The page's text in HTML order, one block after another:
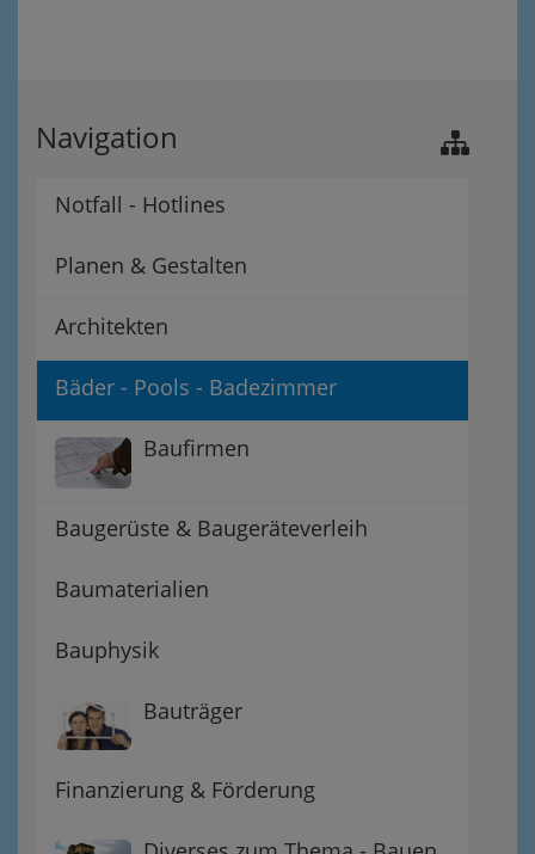
Navigation
Notfall - Hotlines
Planen & Gestalten
Architekten
Bäder - Pools - Badezimmer
Baufirmen
Baugerüste & Baugeräteverleih
Baumaterialien
Bauphysik
Bauträger
Finanzierung & Förderung